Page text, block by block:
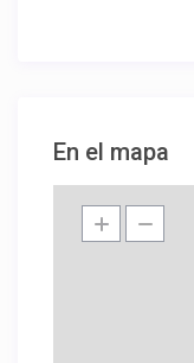
En el mapa